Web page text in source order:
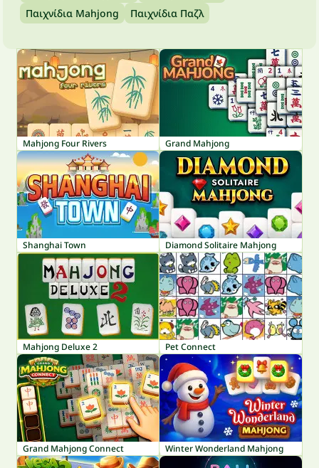
Παιχνίδια Mahjong
Παιχνίδια Παζλ
Mahjong Four Rivers Grand Mahjong
Shanghai Town Diamond Solitaire Mahjong
Mahjong Deluxe 2 Pet Connect
Grand Mahjong Connect Winter Wonderland Mahjong